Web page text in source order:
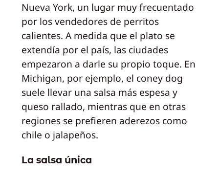
Nueva York, un lugar muy frecuentado
por los vendedores de perritos
calientes. A medida que el plato se
extendía por el país, las ciudades
empezaron a darle su propio toque. En
Michigan, por ejemplo, el coney dog
suele llevar una salsa más espesa y
queso rallado, mientras que en otras
regiones se prefieren aderezos como
chile o jalapeños.
La salsa única